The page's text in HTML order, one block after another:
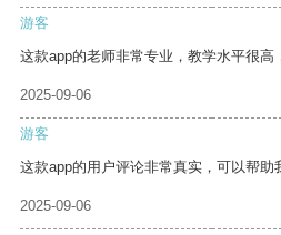
游客
这款app的老师非常专业，教学水平很高
2025-09-06
游客
这款app的用户评论非常真实，可以帮助
2025-09-06